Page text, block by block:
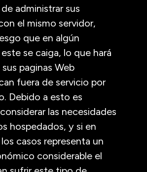
administrar sus
el mismo servidor,
que en algún
se caiga, lo que hará
paginas Web
fuera de servicio por
Debido a esto es
las necesidades
hospedados, y si en
casos representa un
considerable el